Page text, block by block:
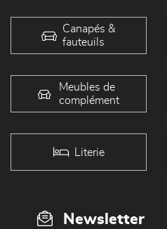
Canapés &
fauteuils
Meubles de
complément
Literie
Newsletter